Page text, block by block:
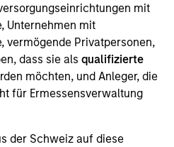
mit
Unternehmen mit
vermögende Privatpersonen,
dass sie alsqualifizierte
möchten, und Anleger, die
für Ermessensverwaltung
der Schweiz auf diese
capital management software.